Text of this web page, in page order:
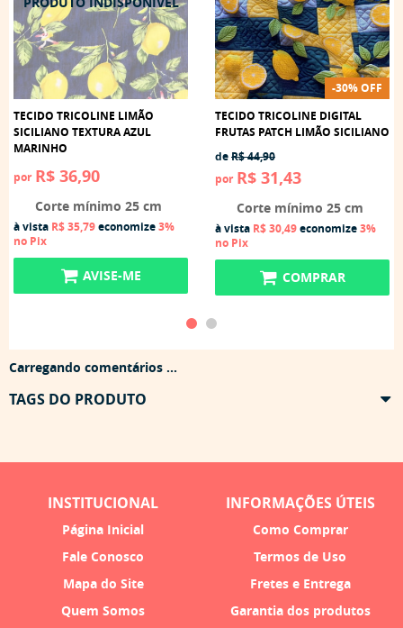
TECIDO TRICOLINE LIMÃO
SICILIANO TEXTURA AZUL
MARINHO
por R$ 36,90
Corte mínimo 25 cm
à vista R$ 35,79economize3%
no Pix
AVISE-ME
-30% OFF
TECIDO TRICOLINE DIGITAL
FRUTAS PATCH LIMÃO SICILIANO
deR$ 44,90
por R$ 31,43
Corte mínimo 25 cm
à vista R$ 30,49economize3%
no Pix
COMPRAR
Carregando comentários ...
TAGS DO PRODUTO
INSTITUCIONAL
Página Inicial
Fale Conosco
Mapa do Site
Quem Somos
INFORMAÇÕES ÚTEIS
Como Comprar
Termos de Uso
Fretes e Entrega
Garantia dos produtos